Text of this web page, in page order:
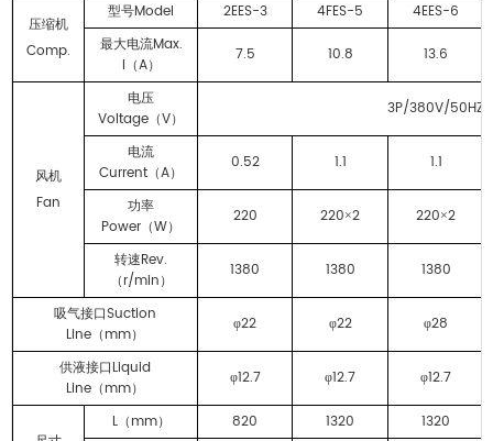
压缩机
Comp.
型号Model 2EES-3 4FES-5 4EES-6
最大电流Max.
I （A） 7.5 10.8 13.6
风机
Fan
电压
Voltage （V） 3P/380V/50HZ
电流
Current （A） 0.52 1.1 1.1
功率
Power （W） 220 220×2 220×2
转速Rev.
（ r/min ） 1380 1380 1380
吸气接口Suction
Line （ mm）
φ22 φ22 φ28
供液接口 Liquid
Line （ mm）
φ12.7 φ12.7 φ12.7
L（ mm） 820 1320
1320